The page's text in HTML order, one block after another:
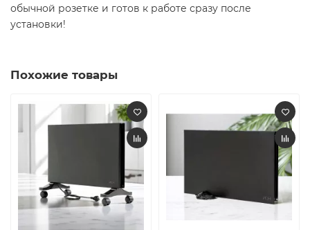
обычной розетке и готов к работе сразу после
установки!
Похожие товары